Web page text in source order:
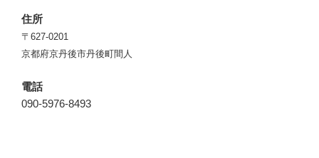
住所
〒627-0201
京都府京丹後市丹後町間人
電話
090-5976-8493